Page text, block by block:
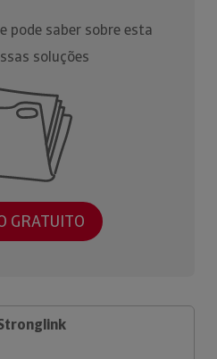
pode saber sobre esta
soluções
GRATUITO